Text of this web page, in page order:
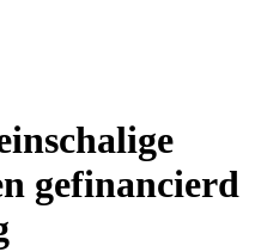
gefinancierd